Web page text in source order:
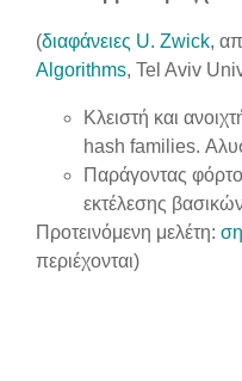
(διαφάνειες U. Zwick,
Algorithms, Tel Aviv
Κλειστή και
hash families.
Παράγοντας
εκτέλεσης
Προτεινόμενη μελέτη:
περιέχονται)